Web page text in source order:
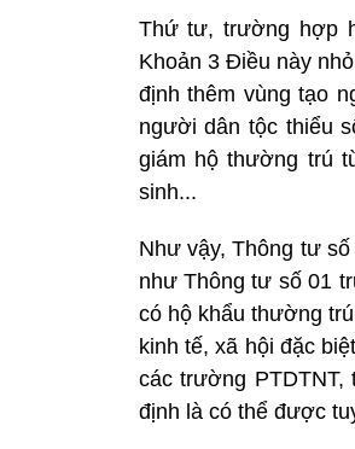
Thứ tư, trường hợp
Khoản 3 Điều này
định thêm vùng tạo
người dân tộc thiểu
giám hộ thường trú
sinh...
Như vậy, Thông tư
như Thông tư số 01
có hộ khẩu thường
kinh tế, xã hội đặc
các trường PTDTNT,
định là có thể được